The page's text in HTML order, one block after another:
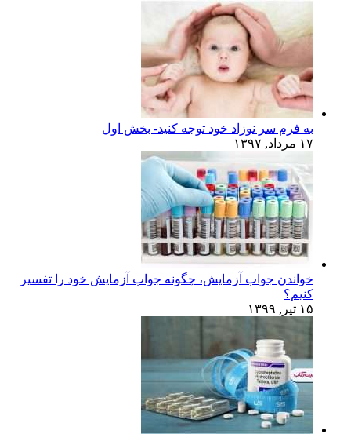
به فرم سر نوزاد خود توجه کنید- بخش اول
۱۷ مرداد, ۱۳۹۷
خواندن جواب آزمایش، چگونه جواب آزمایش خود را تفسیر
کنیم؟
۱۵ تیر, ۱۳۹۹